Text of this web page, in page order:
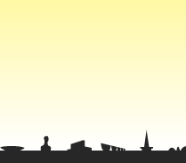
autoridades não